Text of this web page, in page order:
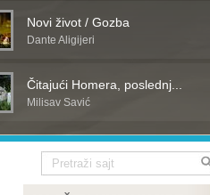
Novi život / Gozba
Dante Aligijeri
Čitajući Homera, poslednj...
Milisav Savić